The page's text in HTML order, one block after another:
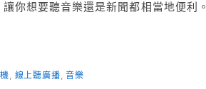
你想要聽音樂還是新聞都相當地便利。
, 線上聽廣播,音樂